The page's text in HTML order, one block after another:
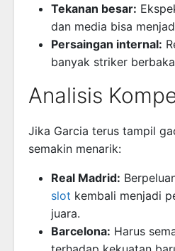
Tekanan besar:
dan media bisa
Persaingan internal:
banyak striker
Analisis
Jika Garcia terus tampil
semakin menarik:
Real Madrid:
slot kembali menjadi
juara.
Barcelona: Harus